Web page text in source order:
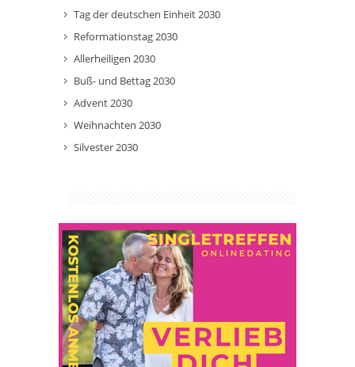
Tag der deutschen Einheit 2030
Reformationstag 2030
Allerheiligen 2030
Buß- und Bettag 2030
Advent 2030
Weihnachten 2030
Silvester 2030